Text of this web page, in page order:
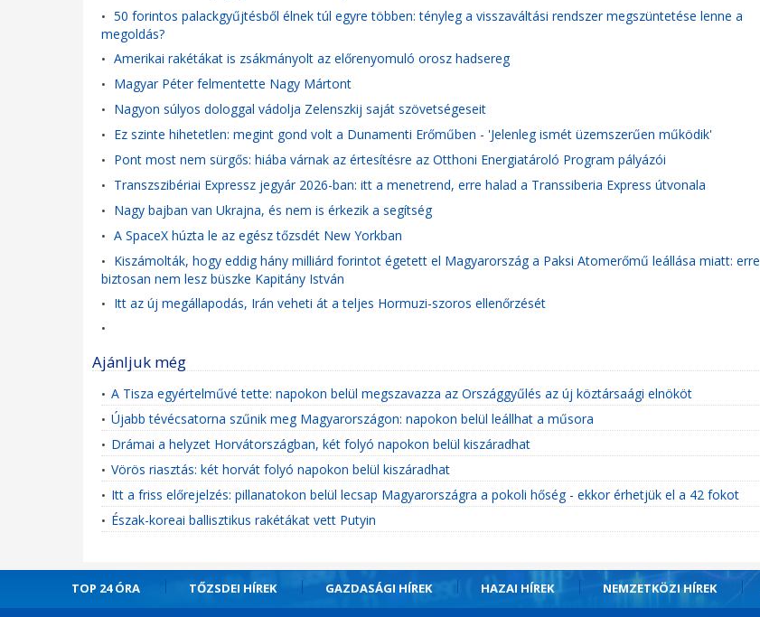
• 50 forintos palackgyűjtésből élnek túl egyre többen: tényleg a visszaváltási rendszer megszüntetése lenne a
megoldás?
• Amerikai rakétákat is zsákmányolt az előrenyomuló orosz hadsereg
• Magyar Péter felmentette Nagy Mártont
• Nagyon súlyos dologgal vádolja Zelenszkij saját szövetségeseit
• Ez szinte hihetetlen: megint gond volt a Dunamenti Erőműben - 'Jelenleg ismét üzemszerűen működik'
• Pont most nem sürgős: hiába várnak az értesítésre az Otthoni Energiatároló Program pályázói
• Transzszibériai Expressz jegyár 2026-ban: itt a menetrend, erre halad a Transsiberia Express útvonala
• Nagy bajban van Ukrajna, és nem is érkezik a segítség
• A SpaceX húzta le az egész tőzsdét New Yorkban
• Kiszámolták, hogy eddig hány milliárd forintot égetett el Magyarország a Paksi Atomerőmű leállása miatt: erre
biztosan nem lesz büszke Kapitány István
• Itt az új megállapodás, Irán veheti át a teljes Hormuzi-szoros ellenőrzését
•
Ajánljuk még
• A Tisza egyértelművé tette: napokon belül megszavazza az Országgyűlés az új köztársaági elnököt
• Újabb tévécsatorna szűnik meg Magyarországon: napokon belül leállhat a műsora
• Drámai a helyzet Horvátországban, két folyó napokon belül kiszáradhat
• Vörös riasztás: két horvát folyó napokon belül kiszáradhat
• Itt a friss előrejelzés: pillanatokon belül lecsap Magyarországra a pokoli hőség - ekkor érhetjük el a 42 fokot
• Észak-koreai ballisztikus rakétákat vett Putyin
TOP 24 ÓRA TŐZSDEI HÍREK GAZDASÁGI HÍREK HAZAI HÍREK NEMZETKÖZI HÍREK